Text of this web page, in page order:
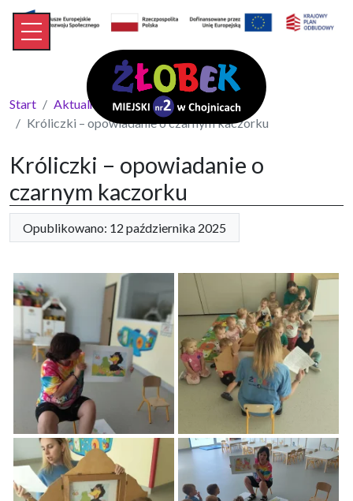
Start
Aktualności
Króliczki – opowiadanie o czarnym kaczorku
Króliczki – opowiadanie o
czarnym kaczorku
Opublikowano: 12 października 2025